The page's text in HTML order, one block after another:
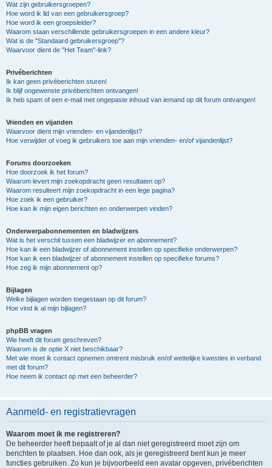
Wat zijn gebruikersgroepen?
Hoe word ik lid van een gebruikersgroep?
Hoe word ik een groepsleider?
Waarom staan verschillende gebruikersgroepen in een andere kleur?
Wat is de "Standaard gebruikersgroep"?
Waarvoor dient de "Het Team"-link?
Privéberichten
Ik kan geen privéberichten sturen!
Ik blijf ongewenste privéberichten ontvangen!
Ik heb spam of een e-mail met ongepaste inhoud van iemand op dit forum ontvangen!
Vrienden en vijanden
Waarvoor dient mijn vrienden- en vijandenlijst?
Hoe verwijder of voeg ik gebruikers toe aan mijn vrienden- en/of vijandenlijst?
Forums doorzoeken
Hoe doorzoek ik het forum?
Waarom levert mijn zoekopdracht geen resultaten op?
Waarom resulteert mijn zoekopdracht in een lege pagina?
Hoe zoek ik een gebruiker?
Hoe kan ik mijn eigen berichten en onderwerpen vinden?
Onderwerpabonnementen en bladwijzers
Wat is het verschil tussen een bladwijzer en abonnement?
Hoe kan ik een bladwijzer of abonnement instellen op specifieke onderwerpen?
Hoe kan ik een bladwijzer of abonnement instellen op specifieke forums?
Hoe zeg ik mijn abonnement op?
Bijlagen
Welke bijlagen worden toegestaan op dit forum?
Hoe vind ik al mijn bijlagen?
phpBB vragen
Wie heeft dit forum geschreven?
Waarom is de optie X niet beschikbaar?
Met wie moet ik contact opnemen omtrent misbruik en/of wettelijke kwesties in verband
met dit forum?
Hoe neem ik contact op met een beheerder?
Aanmeld- en registratievragen
Waarom moet ik me registreren?
De beheerder heeft bepaalt of je al dan niet geregistreerd moet zijn om
berichten te plaatsen. Hoe dan ook, als je geregistreerd bent kun je meer
functies gebruiken. Zo kun je bijvoorbeeld een avatar opgeven, privéberichten